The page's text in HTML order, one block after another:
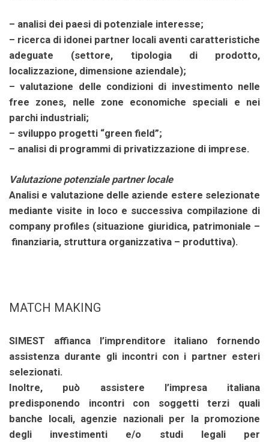
– analisi dei paesi di potenziale interesse;
– ricerca di idonei partner locali aventi caratteristiche
adeguate (settore, tipologia di prodotto,
localizzazione, dimensione aziendale);
– valutazione delle condizioni di investimento nelle
free zones, nelle zone economiche speciali e nei
parchi industriali;
– sviluppo progetti “green field”;
– analisi di programmi di privatizzazione di imprese.
Valutazione potenziale partner locale
Analisi e valutazione delle aziende estere selezionate
mediante visite in loco e successiva compilazione di
company profiles (situazione giuridica, patrimoniale –
finanziaria, struttura organizzativa – produttiva).
MATCH MAKING
SIMEST affianca l’imprenditore italiano fornendo
assistenza durante gli incontri con i partner esteri
selezionati.
Inoltre, può assistere l’impresa italiana
predisponendo incontri con soggetti terzi quali
banche locali, agenzie nazionali per la promozione
degli investimenti e/o studi legali per